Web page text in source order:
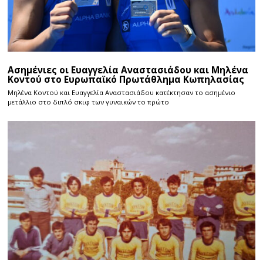
Ασημένιες οι Ευαγγελία Αναστασιάδου και Μηλένα
Κοντού στο Ευρωπαϊκό Πρωτάθλημα Κωπηλασίας
Μηλένα Κοντού και Ευαγγελία Αναστασιάδου κατέκτησαν το ασημένιο
μετάλλιο στο διπλό σκιφ των γυναικών το πρώτο